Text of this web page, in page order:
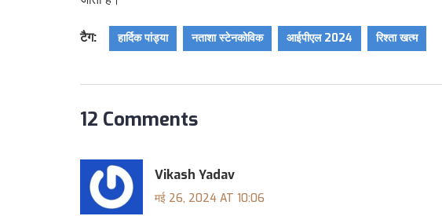
टैग: हार्दिक पांड्या नताशा स्टेनकोविक आईपीएल 2024 रिश्ता खत्म
12 Comments
Vikash Yadav
मई 26, 2024 AT 10:06